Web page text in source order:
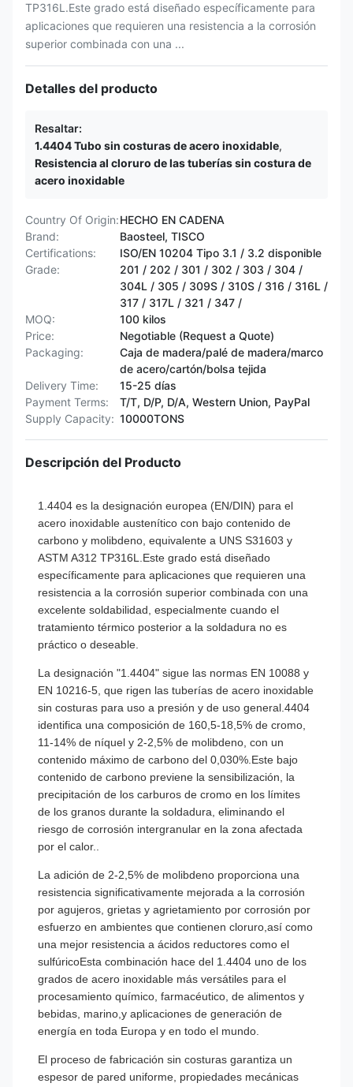
TP316L.Este grado está diseñado específicamente para
aplicaciones que requieren una resistencia a la corrosión
superior combinada con una ...
Detalles del producto
Resaltar:
1.4404 Tubo sin costuras de acero inoxidable,
Resistencia al cloruro de las tuberías sin costura de
acero inoxidable
Country Of Origin:HECHO EN CADENA
Brand:
Baosteel, TISCO
Certifications:
ISO/EN 10204 Tipo 3.1 / 3.2 disponible
Grade:
201 / 202 / 301 / 302 / 303 / 304 /
304L / 305 / 309S / 310S / 316 / 316L /
317 / 317L / 321 / 347 /
MOQ:
100 kilos
Price:
Negotiable (Request a Quote)
Packaging:
Caja de madera/palé de madera/marco
de acero/cartón/bolsa tejida
Delivery Time:
15-25 días
Payment Terms:
T/T, D/P, D/A, Western Union, PayPal
Supply Capacity: 10000TONS
Descripción del Producto
1.4404 es la designación europea (EN/DIN) para el
acero inoxidable austenítico con bajo contenido de
carbono y molibdeno, equivalente a UNS S31603 y
ASTM A312 TP316L.Este grado está diseñado
específicamente para aplicaciones que requieren una
resistencia a la corrosión superior combinada con una
excelente soldabilidad, especialmente cuando el
tratamiento térmico posterior a la soldadura no es
práctico o deseable.
La designación "1.4404" sigue las normas EN 10088 y
EN 10216-5, que rigen las tuberías de acero inoxidable
sin costuras para uso a presión y de uso general.4404
identifica una composición de 160,5-18,5% de cromo,
11-14% de níquel y 2-2,5% de molibdeno, con un
contenido máximo de carbono del 0,030%.Este bajo
contenido de carbono previene la sensibilización, la
precipitación de los carburos de cromo en los límites
de los granos durante la soldadura, eliminando el
riesgo de corrosión intergranular en la zona afectada
por el calor..
La adición de 2-2,5% de molibdeno proporciona una
resistencia significativamente mejorada a la corrosión
por agujeros, grietas y agrietamiento por corrosión por
esfuerzo en ambientes que contienen cloruro,así como
una mejor resistencia a ácidos reductores como el
sulfúricoEsta combinación hace del 1.4404 uno de los
grados de acero inoxidable más versátiles para el
procesamiento químico, farmacéutico, de alimentos y
bebidas, marino,y aplicaciones de generación de
energía en toda Europa y en todo el mundo.
El proceso de fabricación sin costuras garantiza un
espesor de pared uniforme, propiedades mecánicas